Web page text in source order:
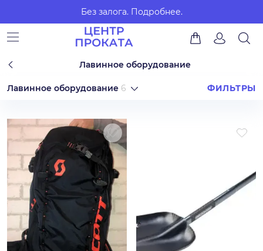
Без залога. Подробнее.
Лавинное оборудование
Лавинное оборудование 6 ФИЛЬТРЫ